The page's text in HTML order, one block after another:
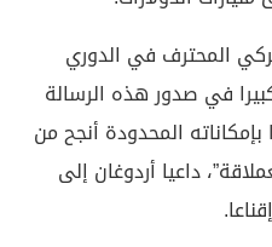
المحترف في الدوري
في صدور هذه الرسالة
بإمكاناته المحدودة أنجح من
داعيا أردوغان إلى